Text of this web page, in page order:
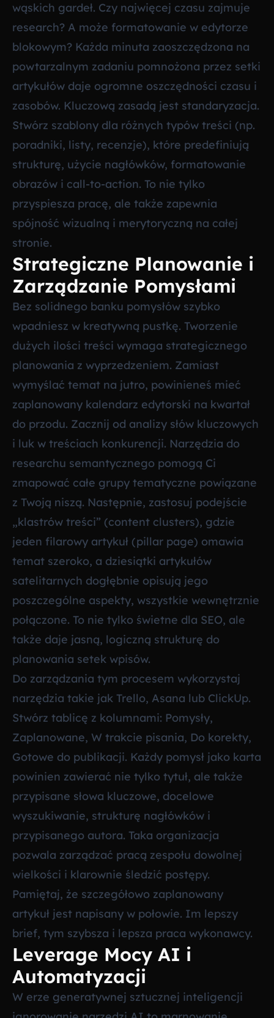
wąskich gardeł. Czy najwięcej czasu zajmuje
research? A może formatowanie w edytorze
blokowym? Każda minuta zaoszczędzona na
powtarzalnym zadaniu pomnożona przez setki
artykułów daje ogromne oszczędności czasu i
zasobów. Kluczową zasadą jest standaryzacja.
Stwórz szablony dla różnych typów treści (np.
poradniki, listy, recenzje), które predefiniują
strukturę, użycie nagłówków, formatowanie
obrazów i call-to-action. To nie tylko
przyspiesza pracę, ale także zapewnia
spójność wizualną i merytoryczną na całej
stronie.
Strategiczne Planowanie i
Zarządzanie Pomysłami
Bez solidnego banku pomysłów szybko
wpadniesz w kreatywną pustkę. Tworzenie
dużych ilości treści wymaga strategicznego
planowania z wyprzedzeniem. Zamiast
wymyślać temat na jutro, powinieneś mieć
zaplanowany kalendarz edytorski na kwartał
do przodu. Zacznij od analizy słów kluczowych
i luk w treściach konkurencji. Narzędzia do
researchu semantycznego pomogą Ci
zmapować całe grupy tematyczne powiązane
z Twoją niszą. Następnie, zastosuj podejście
„klastrów treści” (content clusters), gdzie
jeden filarowy artykuł (pillar page) omawia
temat szeroko, a dziesiątki artykułów
satelitarnych dogłębnie opisują jego
poszczególne aspekty, wszystkie wewnętrznie
połączone. To nie tylko świetne dla SEO, ale
także daje jasną, logiczną strukturę do
planowania setek wpisów.
Do zarządzania tym procesem wykorzystaj
narzędzia takie jak Trello, Asana lub ClickUp.
Stwórz tablicę z kolumnami: Pomysły,
Zaplanowane, W trakcie pisania, Do korekty,
Gotowe do publikacji. Każdy pomysł jako karta
powinien zawierać nie tylko tytuł, ale także
przypisane słowa kluczowe, docelowe
wyszukiwanie, strukturę nagłówków i
przypisanego autora. Taka organizacja
pozwala zarządzać pracą zespołu dowolnej
wielkości i klarownie śledzić postępy.
Pamiętaj, że szczegółowo zaplanowany
artykuł jest napisany w połowie. Im lepszy
brief, tym szybsza i lepsza praca wykonawcy.
Leverage Mocy AI i
Automatyzacji
W erze generatywnej sztucznej inteligencji